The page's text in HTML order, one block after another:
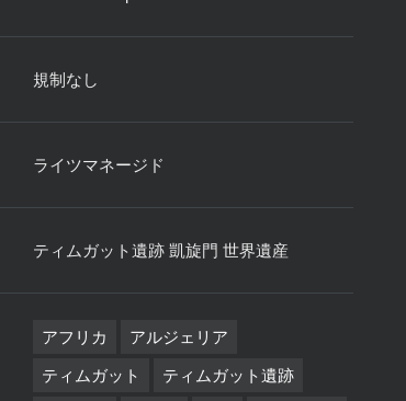
規制なし
ライツマネージド
ティムガット遺跡 凱旋門 世界遺産
アフリカ アルジェリア
ティムガット ティムガット遺跡